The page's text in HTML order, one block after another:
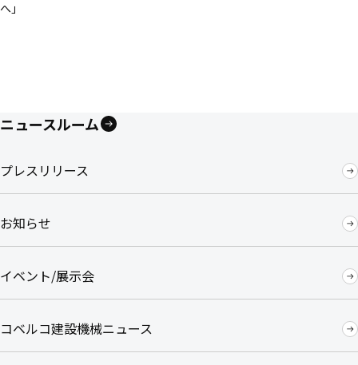
へ」
ニュースルーム
プレスリリース
お知らせ
イベント/展示会
コベルコ建設機械ニュース